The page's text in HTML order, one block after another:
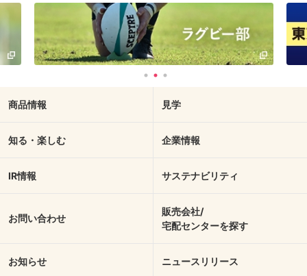
商品情報 見学
知る・楽しむ 企業情報
IR情報 サステナビリティ
お問い合わせ
販売会社/
宅配センターを探す
お知らせ ニュースリリース